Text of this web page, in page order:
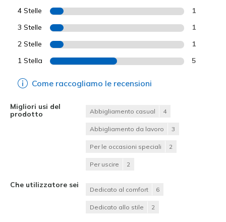
4 Stelle 1
3 Stelle 1
2 Stelle 1
1 Stella 5
Come raccogliamo le recensioni
Migliori usi del
prodotto
Abbigliamento casual 4
Abbigliamento da lavoro 3
Per le occasioni speciali 2
Per uscire 2
Che utilizzatore sei
Dedicato al comfort 6
Dedicato allo stile 2